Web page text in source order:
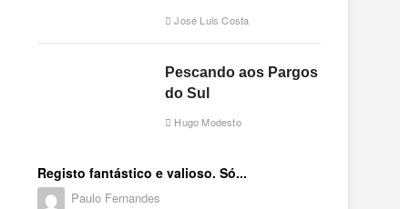
José Luis Costa
Pescando aos Pargos
do Sul
Hugo Modesto
Registo fantástico e valioso. Só...
Paulo Fernandes